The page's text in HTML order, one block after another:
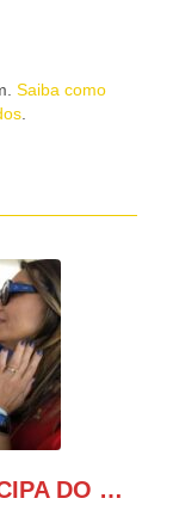
Saiba como
GONZAGA PATRIOTA PARTICIPA DO DESFILE DA INDEPENDÊNCIA NO PALANQUE DA PRESIDÊNCIA DA REPÚBLICA E É ABRAÇADO POR LULA E POR GERALDO ALCKMIN.